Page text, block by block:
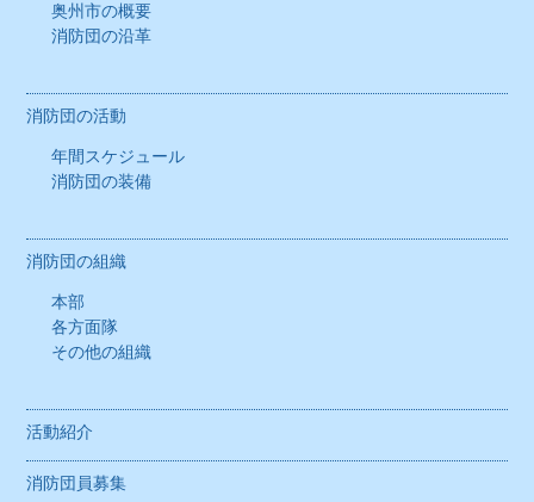
奥州市の概要
消防団の沿革
消防団の活動
年間スケジュール
消防団の装備
消防団の組織
本部
各方面隊
その他の組織
活動紹介
消防団員募集